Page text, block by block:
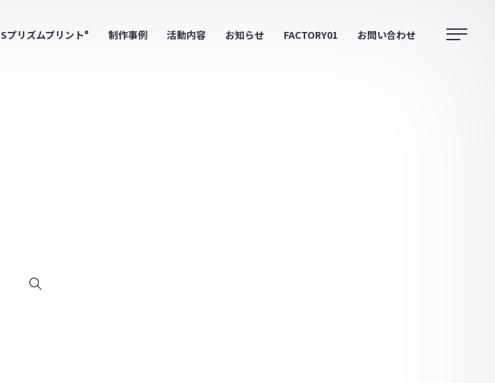
Sプリズムプリント® 制作事例 活動内容 お知らせ FACTORY01 お問い合わせ